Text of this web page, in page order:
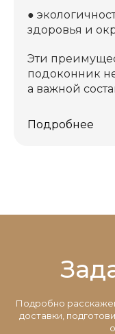
●
здоровья и
Эти
подоконник
а важной
Подробнее
Подробно
доставки,